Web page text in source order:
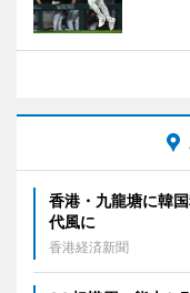
香港・九龍塘に韓
代風に
香港経済新聞